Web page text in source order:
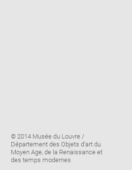
Image
caption:
© 2014 Musée du Louvre /
Département des Objets d'art du
Moyen Age, de la Renaissance et
des temps modernes